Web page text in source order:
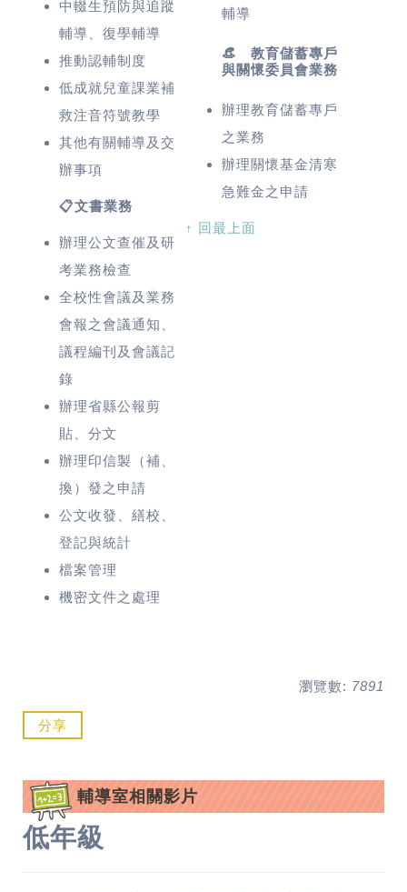
中輟生預防與追蹤
輔導、復學輔導
推動認輔制度
低成就兒童課業補
救注音符號教學
其他有關輔導及交
辦事項
📋文書業務
辦理公文查催及研
考業務檢查
全校性會議及業務
會報之會議通知、
議程編刊及會議記
錄
辦理省縣公報剪
貼、分文
辦理印信製（補、
換）發之申請
公文收發、繕校、
登記與統計
檔案管理
機密文件之處理
輔導
👒 教育儲蓄專戶
與關懷委員會業務
辦理教育儲蓄專戶
之業務
辦理關懷基金清寒
急難金之申請
↑ 回最上面
瀏覽數: 7891
分享
輔導室相關影片
低年級